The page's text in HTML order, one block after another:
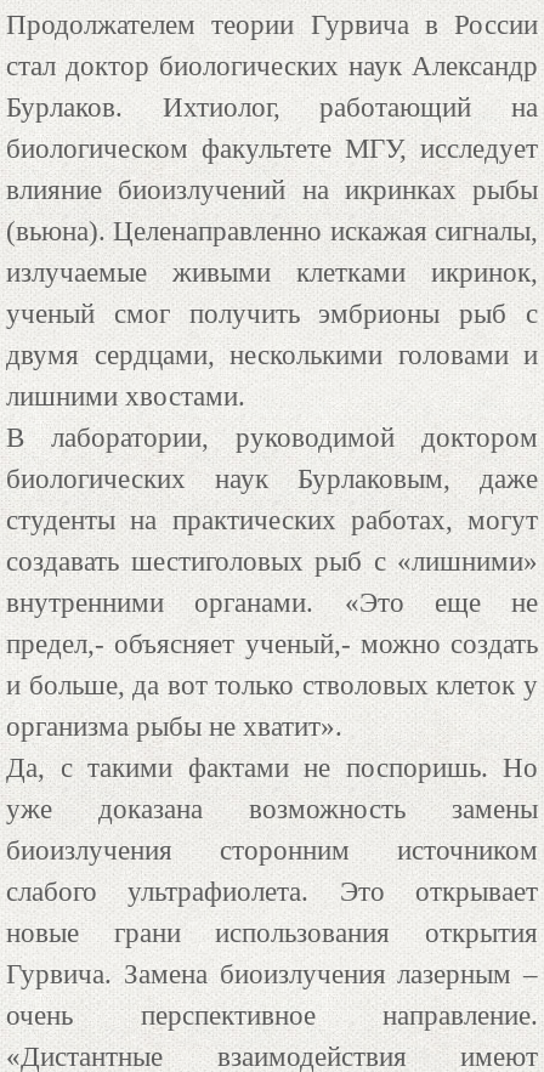
Продолжателем теории Гурвича в России
стал доктор биологических наук Александр
Бурлаков. Ихтиолог, работающий на
биологическом факультете МГУ, исследует
влияние биоизлучений на икринках рыбы
(вьюна). Целенаправленно искажая сигналы,
излучаемые живыми клетками икринок,
ученый смог получить эмбрионы рыб с
двумя сердцами, несколькими головами и
лишними хвостами.
В лаборатории, руководимой доктором
биологических наук Бурлаковым, даже
студенты на практических работах, могут
создавать шестиголовых рыб с «лишними»
внутренними органами. «Это еще не
предел,- объясняет ученый,- можно создать
и больше, да вот только стволовых клеток у
организма рыбы не хватит».
Да, с такими фактами не поспоришь. Но
уже доказана возможность замены
биоизлучения сторонним источником
слабого ультрафиолета. Это открывает
новые грани использования открытия
Гурвича. Замена биоизлучения лазерным –
очень перспективное направление.
«Дистантные взаимодействия имеют